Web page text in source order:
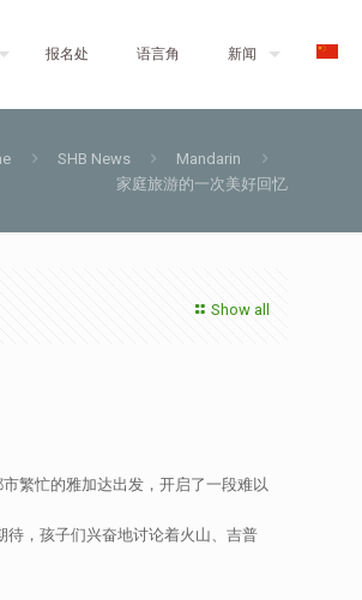
报名处 语言角 新闻
SHB News
Mandarin
家庭旅游的一次美好回忆
Show all
繁忙的雅加达出发，开启了一段难以
，孩子们兴奋地讨论着火山、吉普